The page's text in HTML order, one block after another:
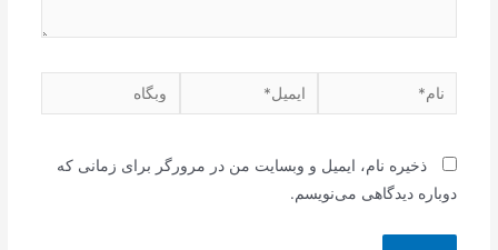
نام* ایمیل* وبگاه
ذخیره نام، ایمیل و وبسایت من در مرورگر برای زمانی که
دوباره دیدگاهی می‌نویسم.